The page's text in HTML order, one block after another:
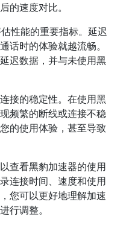
的速度对比。
性能的重要指标。延迟
话时的体验就越流畅。
迟数据，并与未使用黑
接的稳定性。在使用黑
频繁的断线或连接不稳
的使用体验，甚至导致
查看黑豹加速器的使用
连接时间、速度和使用
您可以更好地理解加速
行调整。